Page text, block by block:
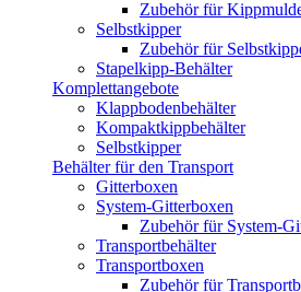
Zubehör für
Selbstkipper
Zubehör für
Stapelkipp-Behälter
Komplettangebote
Klappbodenbehälter
Kompaktkippbehälter
Selbstkipper
Behälter für den Transport
Gitterboxen
System-Gitterboxen
Zubehör für System-
Transportbehälter
Transportboxen
Zubehör für